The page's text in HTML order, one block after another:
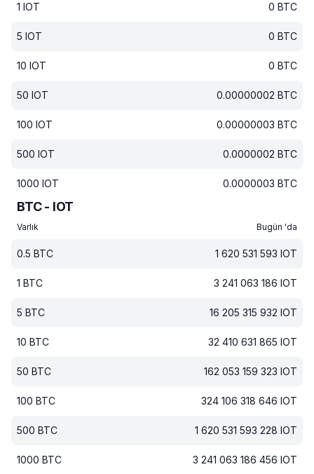
1 IOT 0 BTC
5 IOT 0 BTC
10 IOT 0 BTC
50 IOT 0.00000002 BTC
100 IOT 0.00000003 BTC
500 IOT 0.0000002 BTC
1000 IOT 0.0000003 BTC
BTC - IOT
Varlık Bugün 'da
0.5 BTC 1 620 531 593 IOT
1 BTC 3 241 063 186 IOT
5 BTC 16 205 315 932 IOT
10 BTC 32 410 631 865 IOT
50 BTC 162 053 159 323 IOT
100 BTC 324 106 318 646 IOT
500 BTC 1 620 531 593 228 IOT
1000 BTC 3 241 063 186 456 IOT